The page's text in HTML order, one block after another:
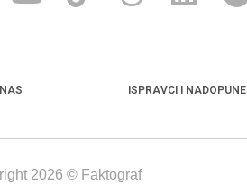
ISPRAVCI I NADOPUNE
2026 © Faktograf